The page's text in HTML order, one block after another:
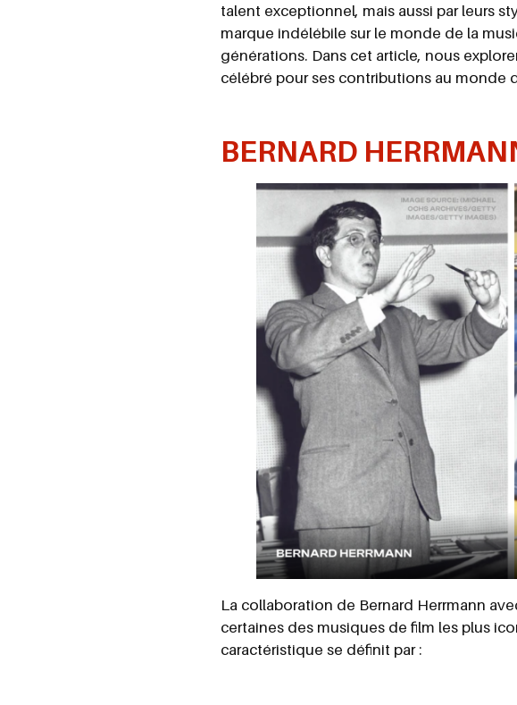
talent exceptionnel, mais aussi par leurs
marque indélébile sur le monde de la
générations. Dans cet article, nous
célébré pour ses contributions au monde
BERNARD
La collaboration de Bernard Herrmann
certaines des musiques de film les plus
caractéristique se définit par :